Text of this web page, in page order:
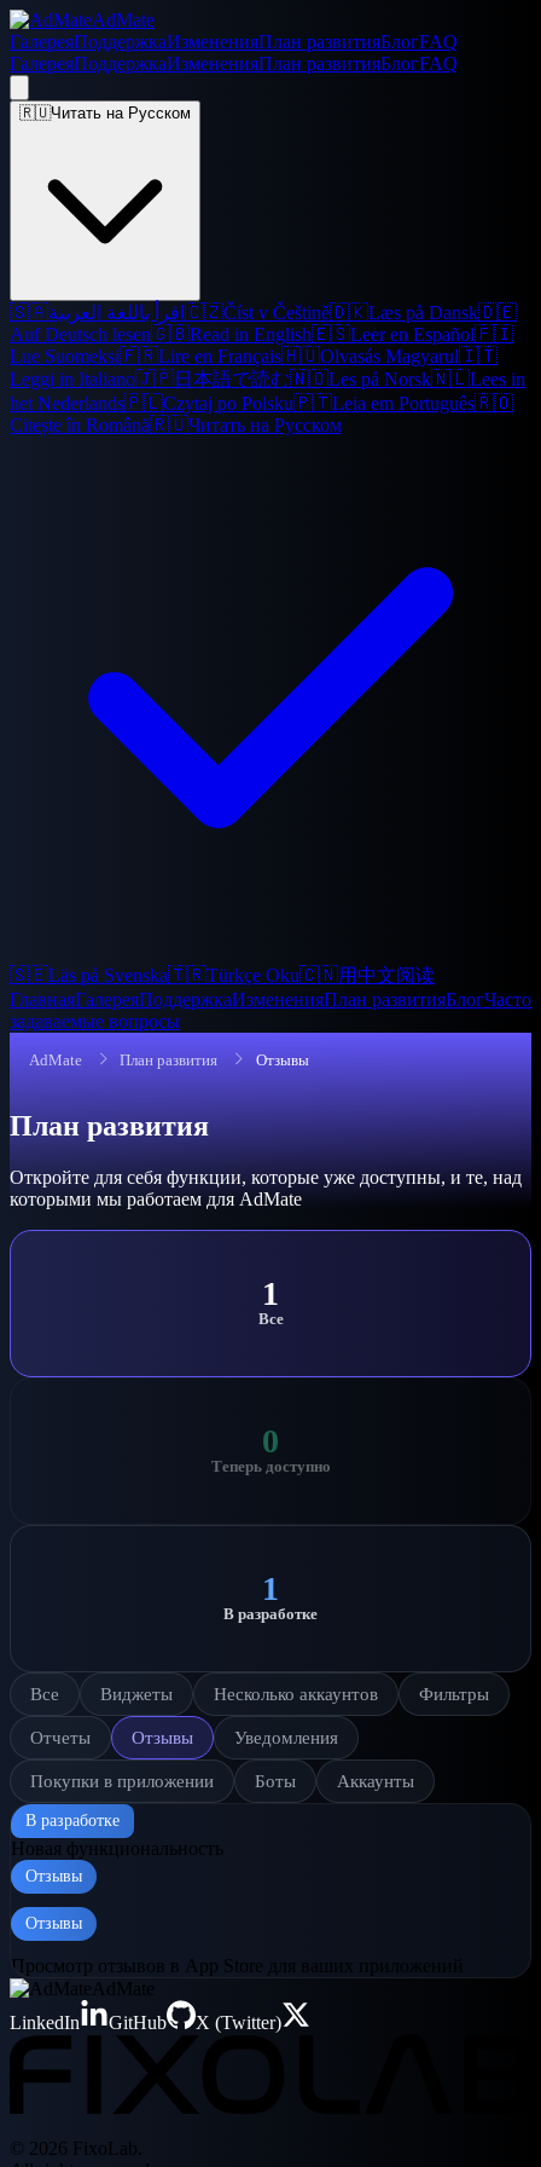
AdMate
ГалереяПоддержкаИзмененияПлан развитияБлогFAQ
ГалереяПоддержкаИзмененияПлан развитияБлогFAQ
🇷🇺Читать на Русском
🇸🇦اقرأ باللغة العربية 🇨🇿Číst v Češtině🇩🇰Læs på Dansk🇩🇪
Auf Deutsch lesen🇬🇧Read in English🇪🇸Leer en Español🇫🇮
Lue Suomeksi🇫🇷Lire en Français🇭🇺Olvasás Magyarul🇮🇹
Leggi in Italiano🇯🇵日本語で読む🇳🇴Les på Norsk🇳🇱Lees in
het Nederlands🇵🇱Czytaj po Polsku🇵🇹Leia em Português🇷🇴
Citește în Română🇷🇺Читать на Русском
🇸🇪Läs på Svenska🇹🇷Türkçe Oku🇨🇳用中文阅读
ГлавнаяГалереяПоддержкаИзмененияПлан развитияБлогЧасто
задаваемые вопросы
AdMate План развития Отзывы
План развития
Откройте для себя функции, которые уже доступны, и те, над
которыми мы работаем для AdMate
1
Все
0
Теперь доступно
1
В разработке
Все Виджеты Несколько аккаунтов Фильтры
Отчеты Отзывы Уведомления
Покупки в приложении Боты Аккаунты
В разработке
Новая функциональность
Отзывы
Отзывы
Просмотр отзывов в App Store для ваших приложений
AdMate
LinkedIn
GitHub X (Twitter)
© 2026 FixoLab.